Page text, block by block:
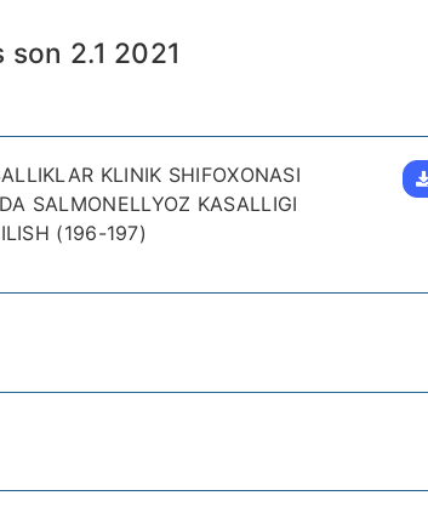
son 2.1 2021
KLINIK SHIFOXONASI
SALMONELLYOZ KASALLIGI
(196-197)